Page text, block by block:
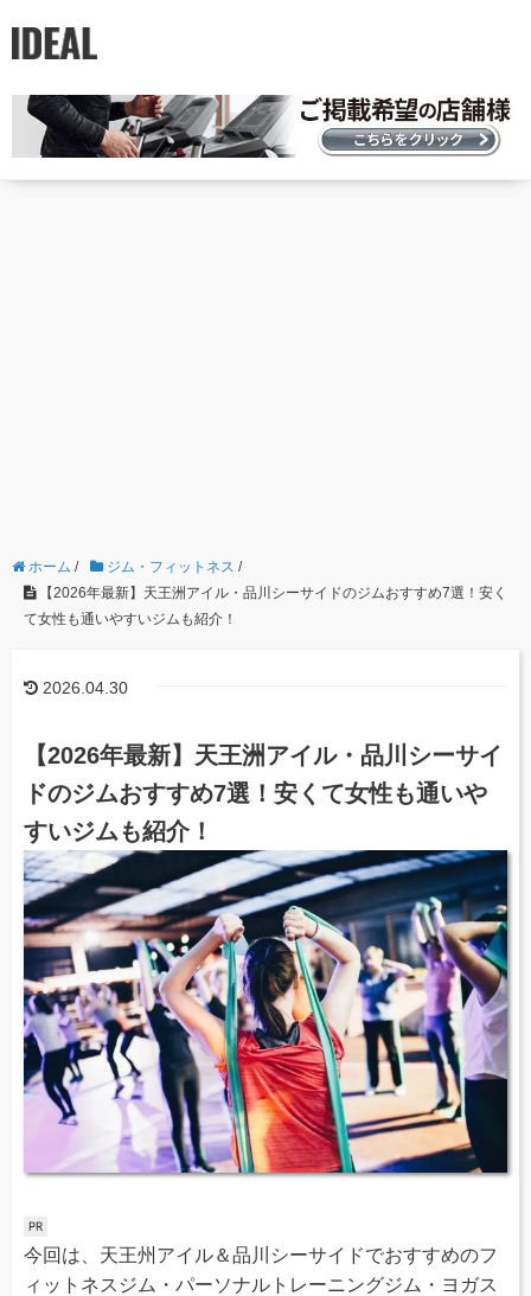
ホーム / ジム・フィットネス /
【2026年最新】天王洲アイル・品川シーサイドのジムおすすめ7選！安く
て女性も通いやすいジムも紹介！
2026.04.30
【2026年最新】天王洲アイル・品川シーサイ
ドのジムおすすめ7選！安くて女性も通いや
すいジムも紹介！
今回は、天王州アイル＆品川シーサイドでおすすめのフ
ィットネスジム・パーソナルトレーニングジム・ヨガス